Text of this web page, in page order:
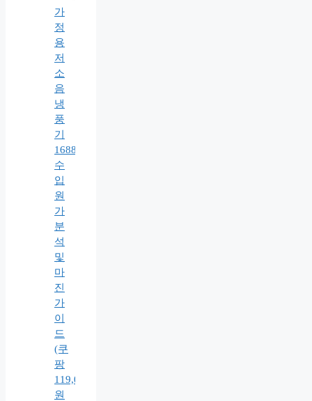
가
정
용
저
소
음
냉
풍
기
1688
수
입
원
가
분
석
및
마
진
가
이
드
(쿠
팡
119,000
원